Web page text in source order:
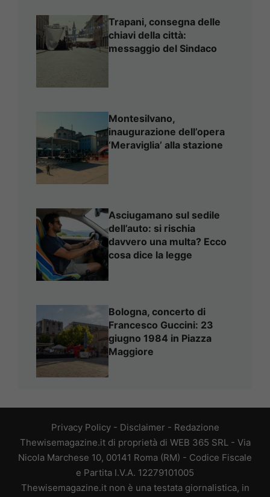
Trapani, consegna delle
chiavi della città:
messaggio del Sindaco
Montesilvano,
inaugurazione dell’opera
‘Meraviglia’ alla stazione
Asciugamano sul sedile
dell’auto: si rischia
davvero una multa? Ecco
cosa dice la legge
Bologna, concerto di
Francesco Guccini: 23
giugno 1984 in Piazza
Maggiore
Privacy Policy- Disclaimer - Redazione
Thewisemagazine.it di proprietà di WEB 365 SRL - Via
Nicola Marchese 10, 00141 Roma (RM) - Codice Fiscale
e Partita I.V.A. 12279101005
Thewisemagazine.it non è una testata giornalistica, in